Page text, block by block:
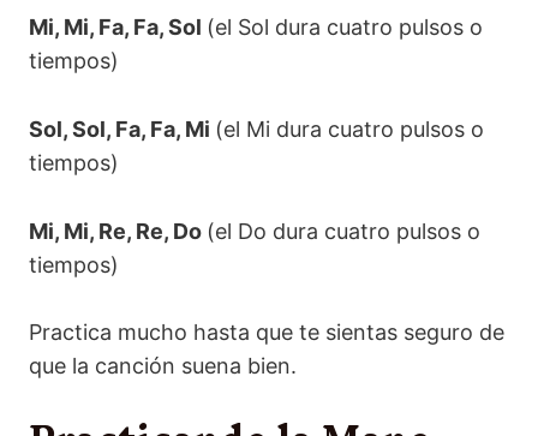
Mi, Mi, Fa, Fa, Sol (el Sol dura cuatro pulsos o
tiempos)
Sol, Sol, Fa, Fa, Mi (el Mi dura cuatro pulsos o
tiempos)
Mi, Mi, Re, Re, Do (el Do dura cuatro pulsos o
tiempos)
Practica mucho hasta que te sientas seguro de
que la canción suena bien.